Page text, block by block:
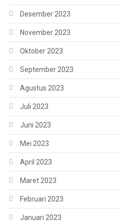
Desember 2023
November 2023
Oktober 2023
September 2023
Agustus 2023
Juli 2023
Juni 2023
Mei 2023
April 2023
Maret 2023
Februari 2023
Januari 2023